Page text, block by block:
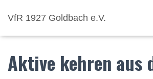
VfR 1927 Goldbach e.V.
Aktive kehren aus